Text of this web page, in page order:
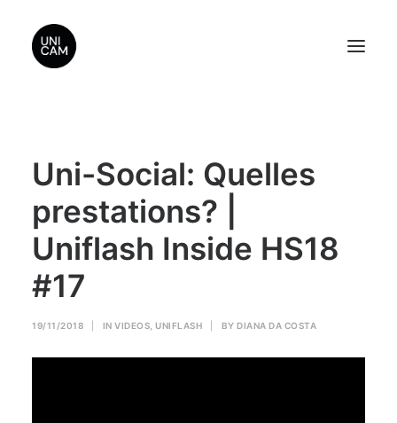
About Us
Contact Us
Sponsors
Uni-Social: Quelles
prestations? |
Uniflash Inside HS18
#17
19/11/2018 IN VIDEOS UNIFLASH BY DIANA DA COSTA